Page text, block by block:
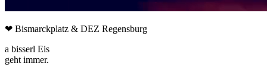
❤ Bismarckplatz & DEZ Regensburg
a bisserl Eis
geht immer.